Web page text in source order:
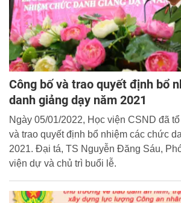
Công bố và trao quyết định bổ
danh giảng dạy năm 2021
Ngày 05/01/2022, Học viện CSND đã
và trao quyết định bổ nhiệm các chức
2021. Đại tá, TS Nguyễn Đăng Sáu,
viện dự và chủ trì buổi lễ.